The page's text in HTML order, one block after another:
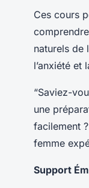
Ces cours
naturels de
l’anxiété et
“Saviez-
une
facilement
femme
Support